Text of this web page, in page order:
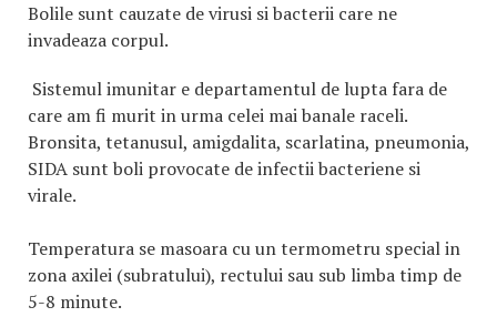
Bolile sunt cauzate de virusi si bacterii care ne
invadeaza corpul.
Sistemul imunitar e departamentul de lupta fara de
care am fi murit in urma celei mai banale raceli.
Bronsita, tetanusul, amigdalita, scarlatina, pneumonia,
SIDA sunt boli provocate de infectii bacteriene si
virale.
Temperatura se masoara cu un termometru special in
zona axilei (subratului), rectului sau sub limba timp de
5-8 minute.